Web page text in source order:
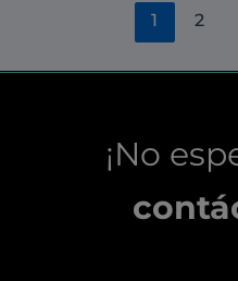
1 2
¡No